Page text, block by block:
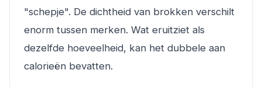
"schepje". De dichtheid van brokken verschilt
enorm tussen merken. Wat eruitziet als
dezelfde hoeveelheid, kan het dubbele aan
calorieën bevatten.